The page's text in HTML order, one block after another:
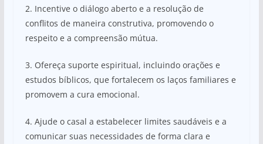
2. Incentive o diálogo aberto e a resolução de
conflitos de maneira construtiva, promovendo o
respeito e a compreensão mútua.
3. Ofereça suporte espiritual, incluindo orações e
estudos bíblicos, que fortalecem os laços familiares e
promovem a cura emocional.
4. Ajude o casal a estabelecer limites saudáveis e a
comunicar suas necessidades de forma clara e